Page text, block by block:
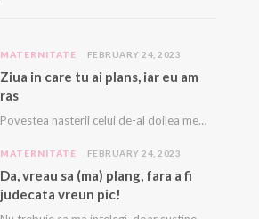
MATERNITATE FEBRUARY 24, 2023
Ziua in care tu ai plans, iar eu am
ras
Povestea nasterii celui de-al doilea meu copil e descrisă cu amanunte AICI. Acest copil, acest…
MATERNITATE FEBRUARY 24, 2023
Da, vreau sa (ma) plang, fara a fi
judecata vreun pic!